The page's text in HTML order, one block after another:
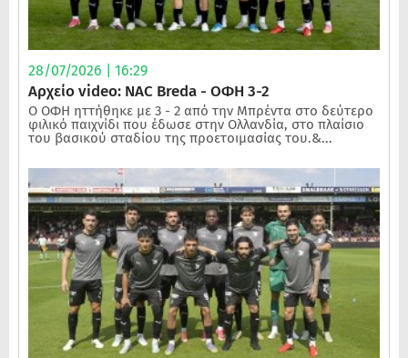
28/07/2026 | 16:29
Αρχείο video: NAC Breda - ΟΦΗ 3-2
Ο ΟΦΗ ηττήθηκε με 3 - 2 από την Μπρέντα στο δεύτερο
φιλικό παιχνίδι που έδωσε στην Ολλανδία, στο πλαίσιο
του βασικού σταδίου της προετοιμασίας του.&...